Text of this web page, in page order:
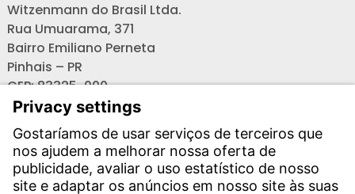
Witzenmann do Brasil Ltda.
Rua Umuarama, 371
Bairro Emiliano Perneta
Pinhais – PR
CEP: 83325-000
Telefone:
+55 41 3525 0700
Vendas (celular):+55 41 98721 6342
Email: sales-br@witzenmann.com